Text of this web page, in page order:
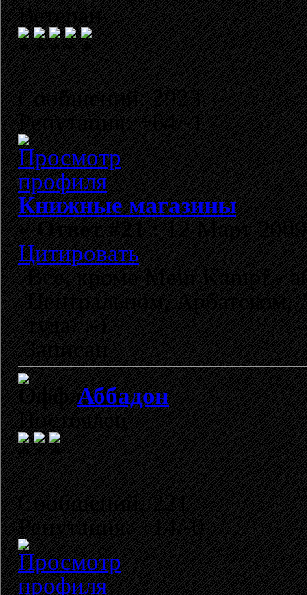
Ветеран
Сообщений: 2923
Репутация: +64/-1
Книжные магазины
«Ответ #21 :12 Март
Цитировать
Все, кроме Mein Kampf -
Центральном, Арбатском,
туда. :-)
Записан
Аббадон
Постоялец
Сообщений: 221
Репутация: +14/-0